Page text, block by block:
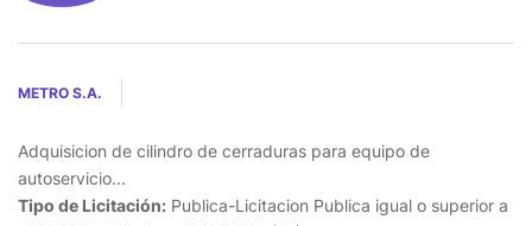
METRO S.A.
Adquisicion de cilindro de cerraduras para equipo de
autoservicio...
Tipo de Licitación: Publica-Licitacion Publica igual o superior a